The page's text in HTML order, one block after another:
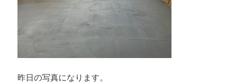
昨日の写真になります。